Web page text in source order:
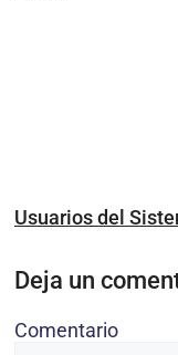
Usuarios del
Deja un
Comentario